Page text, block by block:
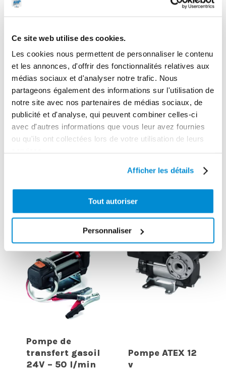
Ce site web utilise des cookies.
Les cookies nous permettent de personnaliser le contenu
et les annonces, d'offrir des fonctionnalités relatives aux
médias sociaux et d'analyser notre trafic. Nous
partageons également des informations sur l'utilisation de
notre site avec nos partenaires de médias sociaux, de
publicité et d'analyse, qui peuvent combiner celles-ci
avec d'autres informations que vous leur avez fournies
ou qu'ils ont collectées lors de votre utilisation de leurs
Afficher les détails
Tout autoriser
Personnaliser
Manuel
Equipements d'atelier
Unité d'emballage
1
7.5
Garantie
2 ans
CES PRODUITS PEUVENT VOUS
Pompe de
transfert gasoil
24V – 50 l/min
Pompe ATEX 12
v